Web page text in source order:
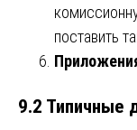
поставить
9.2 Типичные